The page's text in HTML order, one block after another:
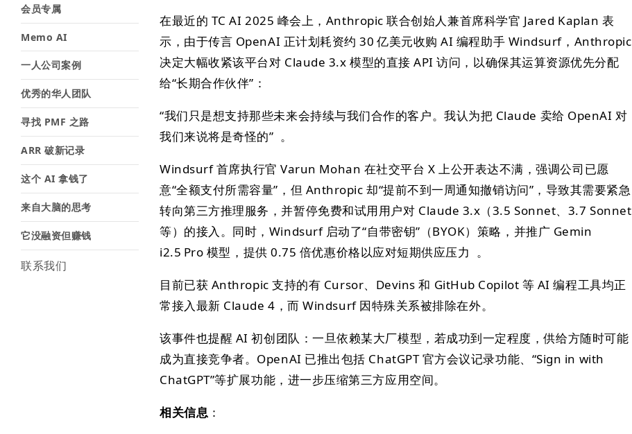
会员专属
Memo AI
一人公司案例
优秀的华人团队
寻找 PMF 之路
ARR 破新记录
这个 AI 拿钱了
来自大脑的思考
它没融资但赚钱
联系我们
在最近的 TC AI 2025 峰会上，Anthropic 联合创始人兼首席科学官 Jared Kaplan 表
示，由于传言 OpenAI 正计划耗资约 30 亿美元收购 AI 编程助手 Windsurf，Anthropic
决定大幅收紧该平台对 Claude 3.x 模型的直接 API 访问，以确保其运算资源优先分配
给“长期合作伙伴”：
“我们只是想支持那些未来会持续与我们合作的客户。我认为把 Claude 卖给 OpenAI 对
我们来说将是奇怪的” 。
Windsurf 首席执行官 Varun Mohan 在社交平台 X 上公开表达不满，强调公司已愿
意“全额支付所需容量”，但 Anthropic 却“提前不到一周通知撤销访问”，导致其需要紧急
转向第三方推理服务，并暂停免费和试用用户对 Claude 3.x（3.5 Sonnet、3.7 Sonnet
等）的接入。同时，Windsurf 启动了“自带密钥”（BYOK）策略，并推广 Gemin
i2.5 Pro 模型，提供 0.75 倍优惠价格以应对短期供应压力 。
目前已获 Anthropic 支持的有 Cursor、Devins 和 GitHub Copilot 等 AI 编程工具均正
常接入最新 Claude 4，而 Windsurf 因特殊关系被排除在外。
该事件也提醒 AI 初创团队：一旦依赖某大厂模型，若成功到一定程度，供给方随时可能
成为直接竞争者。OpenAI 已推出包括 ChatGPT 官方会议记录功能、“Sign in with
ChatGPT”等扩展功能，进一步压缩第三方应用空间。
相关信息 ：